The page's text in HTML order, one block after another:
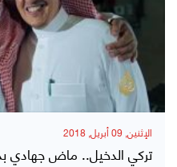
الإثنين, 09 أبريل, 2018
تركي الدخيل.. ماض جهادي